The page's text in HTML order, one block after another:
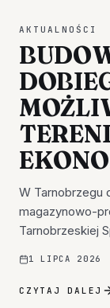
AKTUALNOŚCI
W Tarnobrzegu
magazynowo-
Tarnobrzeskiej
1 LIPCA 2026
CZYTAJ DALEJ